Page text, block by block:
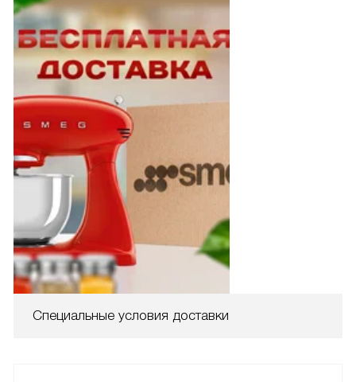
Специальные условия доставки